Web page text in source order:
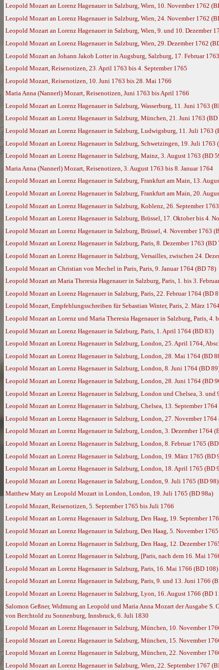
Leopold Mozart an Lorenz Hagenauer in Salzburg, Wien, 10. November 1762
Leopold Mozart an Lorenz Hagenauer in Salzburg, Wien, 24. November 1762
Leopold Mozart an Lorenz Hagenauer in Salzburg, Wien, 9. und 10. Dezember
Leopold Mozart an Lorenz Hagenauer in Salzburg, Wien, 29. Dezember 1762
Leopold Mozart an Johann Jakob Lotter in Augsburg, Salzburg, 17. Februar
Leopold Mozart, Reisenotizen, 23. April 1763 bis 4. September 1765
Leopold Mozart, Reisenotizen, 10. Juni 1763 bis 28. Mai 1766
Maria Anna (Nannerl) Mozart, Reisenotizen, Juni 1763 bis April 1766
Leopold Mozart an Lorenz Hagenauer in Salzburg, Wasserburg, 11. Juni 1763
Leopold Mozart an Lorenz Hagenauer in Salzburg, München, 21. Juni 1763 (BD
Leopold Mozart an Lorenz Hagenauer in Salzburg, Ludwigsburg, 11. Juli 1763
Leopold Mozart an Lorenz Hagenauer in Salzburg, Schwetzingen, 19. Juli 1763
Leopold Mozart an Lorenz Hagenauer in Salzburg, Mainz, 3. August 1763 (BD
Maria Anna (Nannerl) Mozart, Reisenotizen, 3. August 1763 bis 8. Januar 1764
Leopold Mozart an Lorenz Hagenauer in Salzburg, Frankfurt am Main, 13.
Leopold Mozart an Lorenz Hagenauer in Salzburg, Frankfurt am Main, 20.
Leopold Mozart an Lorenz Hagenauer in Salzburg, Koblenz, 26. September
Leopold Mozart an Lorenz Hagenauer in Salzburg, Brüssel, 17. Oktober bis 4.
Leopold Mozart an Lorenz Hagenauer in Salzburg, Brüssel, 4. November 1763
Leopold Mozart an Lorenz Hagenauer in Salzburg, Paris, 8. Dezember 1763 (BD
Leopold Mozart an Lorenz Hagenauer in Salzburg, Versailles, zwischen 24.
Leopold Mozart an Christian von Mechel in Paris, Paris, 9. Januar 1764 (BD 78)
Leopold Mozart an Maria Theresia Hagenauer in Salzburg, Paris, 1. bis 3.
Leopold Mozart an Lorenz Hagenauer in Salzburg, Paris, 22. Februar 1764 (BD
Leopold Mozart, Empfehlungsschreiben für Sebastian Winter, Paris, 2. März
Leopold Mozart an Lorenz und Maria Theresia Hagenauer in Salzburg, Paris, 4.
Leopold Mozart an Lorenz Hagenauer in Salzburg, Paris, 1. April 1764 (BD 83)
Leopold Mozart an Lorenz Hagenauer in Salzburg, London, 25. April 1764,
Leopold Mozart an Lorenz Hagenauer in Salzburg, London, 28. Mai 1764 (BD
Leopold Mozart an Lorenz Hagenauer in Salzburg, London, 8. Juni 1764 (BD
Leopold Mozart an Lorenz Hagenauer in Salzburg, London, 28. Juni 1764 (BD
Leopold Mozart an Lorenz Hagenauer in Salzburg, London und Chelsea, 3. und
Leopold Mozart an Lorenz Hagenauer in Salzburg, Chelsea, 13. September
Leopold Mozart an Lorenz Hagenauer in Salzburg, London, 27. November 1764
Leopold Mozart an Lorenz Hagenauer in Salzburg, London, 3. Dezember 1764
Leopold Mozart an Lorenz Hagenauer in Salzburg, London, 8. Februar 1765
Leopold Mozart an Lorenz Hagenauer in Salzburg, London, 19. März 1765 (BD
Leopold Mozart an Lorenz Hagenauer in Salzburg, London, 18. April 1765 (BD
Leopold Mozart an Lorenz Hagenauer in Salzburg, London, 9. Juli 1765 (BD 98)
Matthew Maty an Leopold Mozart in London, London, 19. Juli 1765 (BD 98a)
Leopold Mozart, Reisenotizen, 5. September 1765 bis Juli 1766
Leopold Mozart an Lorenz Hagenauer in Salzburg, Den Haag, 19. September
Leopold Mozart an Lorenz Hagenauer in Salzburg, Den Haag, 5. November
Leopold Mozart an Lorenz Hagenauer in Salzburg, Den Haag, 12. Dezember
Leopold Mozart an Lorenz Hagenauer in Salzburg, [Paris, nach dem 16. Mai
Leopold Mozart an Lorenz Hagenauer in Salzburg, Paris, 16. Mai 1766 (BD 108)
Leopold Mozart an Lorenz Hagenauer in Salzburg, Paris, 9. und 13. Juni 1766
Leopold Mozart an Lorenz Hagenauer in Salzburg, Lyon, 16. August 1766 (BD
Salomon Geßner, Widmung an Leopold und Maria Anna Mozart der Ausgabe
von Berchtold zu Sonnenburg, Innsbruck, 6. Juli 1830
Leopold Mozart an Lorenz Hagenauer in Salzburg, München, 10. November
Leopold Mozart an Lorenz Hagenauer in Salzburg, München, 15. November
Leopold Mozart an Lorenz Hagenauer in Salzburg, München, 22. November
Leopold Mozart an Lorenz Hagenauer in Salzburg, Wien, 22. September 1767